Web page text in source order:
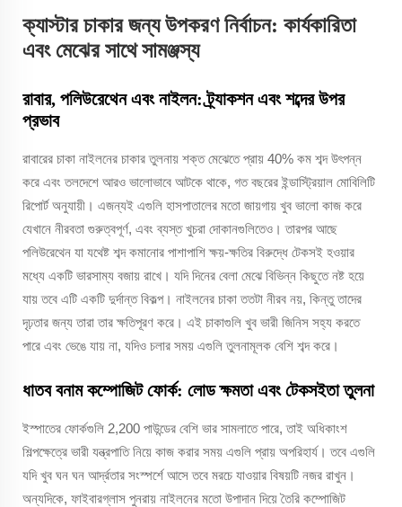
ক্যাস্টার চাকার জন্য উপকরণ নির্বাচন: কার্যকারিতা
এবং মেঝের সাথে সামঞ্জস্য
রাবার, পলিউরেথেন এবং নাইলন: ট্র্যাকশন এবং শব্দের উপর
প্রভাব
রাবারের চাকা নাইলনের চাকার তুলনায় শক্ত মেঝেতে প্রায় 40% কম শব্দ উৎপন্ন
করে এবং তলদেশে আরও ভালোভাবে আটকে থাকে, গত বছরের ইন্ডাস্ট্রিয়াল মোবিলিটি
রিপোর্ট অনুযায়ী। এজন্যই এগুলি হাসপাতালের মতো জায়গায় খুব ভালো কাজ করে
যেখানে নীরবতা গুরুত্বপূর্ণ, এবং ব্যস্ত খুচরা দোকানগুলিতেও। তারপর আছে
পলিউরেথেন যা যথেষ্ট শব্দ কমানোর পাশাপাশি ক্ষয়-ক্ষতির বিরুদ্ধে টেকসই হওয়ার
মধ্যে একটি ভারসাম্য বজায় রাখে। যদি দিনের বেলা মেঝে বিভিন্ন কিছুতে নষ্ট হয়ে
যায় তবে এটি একটি দুর্দান্ত বিকল্প। নাইলনের চাকা ততটা নীরব নয়, কিন্তু তাদের
দৃঢ়তার জন্য তারা তার ক্ষতিপূরণ করে। এই চাকাগুলি খুব ভারী জিনিস সহ্য করতে
পারে এবং ভেঙে যায় না, যদিও চলার সময় এগুলি তুলনামূলক বেশি শব্দ করে।
ধাতব বনাম কম্পোজিট ফোর্ক: লোড ক্ষমতা এবং টেকসইতা তুলনা
ইস্পাতের ফোর্কগুলি 2,200 পাউন্ডের বেশি ভার সামলাতে পারে, তাই অধিকাংশ
শিল্পক্ষেত্রে ভারী যন্ত্রপাতি নিয়ে কাজ করার সময় এগুলি প্রায় অপরিহার্য। তবে এগুলি
যদি খুব ঘন ঘন আর্দ্রতার সংস্পর্শে আসে তবে মরচে যাওয়ার বিষয়টি নজর রাখুন।
অন্যদিকে, ফাইবারগ্লাস পুনরায় নাইলনের মতো উপাদান দিয়ে তৈরি কম্পোজিট